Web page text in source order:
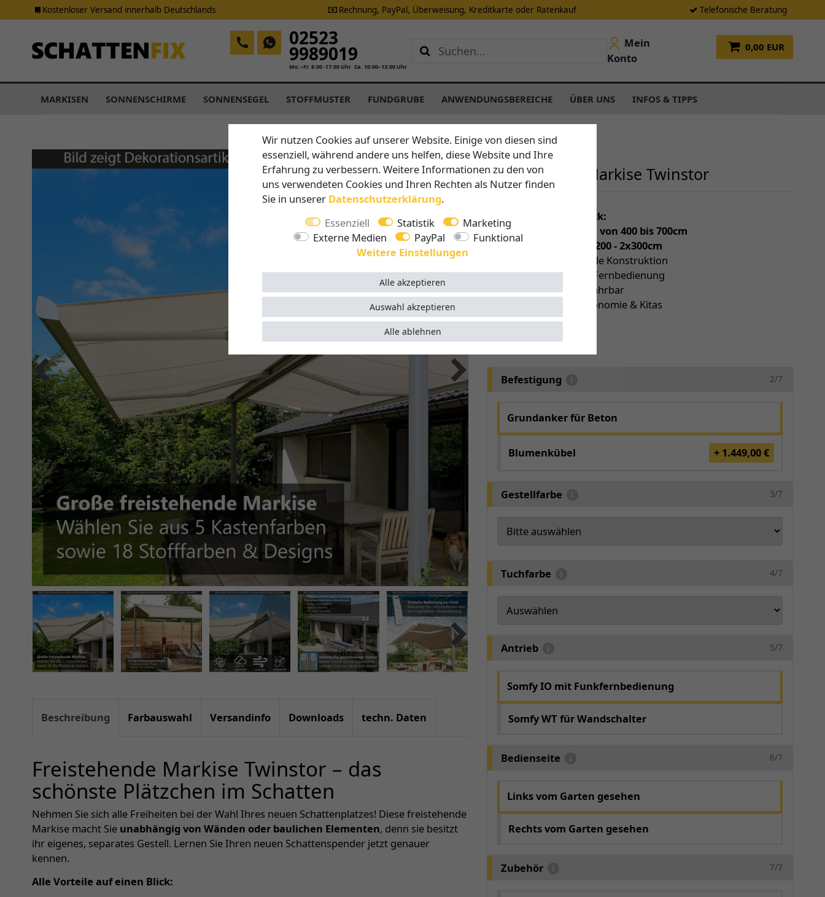
Kostenloser Versand innerhalb Deutschlands Rechnung, PayPal, Überweisung, Kreditkarte oder Ratenkauf Telefonische Beratung
0,00 EUR
02523
9989019
Mo.–Fr. 8:00 -17:00 Uhr Sa. 10:00–13:00 Uhr
Mein
Konto
MARKISEN SONNENSCHIRME SONNENSEGEL STOFFMUSTER FUNDGRUBE ANWENDUNGSBEREICHE ÜBER UNS INFOS & TIPPS
Beschreibung Farbauswahl Versandinfo Downloads techn. Daten
Freistehende Markise Twinstor – das
schönste Plätzchen im Schatten
Nehmen Sie sich alle Freiheiten bei der Wahl Ihres neuen Schattenplatzes! Diese freistehende
Markise macht Sie unabhängig von Wänden oder baulichen Elementen, denn sie besitzt
ihr eigenes, separates Gestell. Lernen Sie Ihren neuen Schattenspender jetzt genauer
kennen.
Alle Vorteile auf einen Blick:
Brustor
Freistehende Markise Twinstor
Vorteile auf einen Blick:
Breite individuell von 400 bis 700cm
Ausfall (Tiefe) 2x200 - 2x300cm
stabile freistehende Konstruktion
Somfy Motor mit Fernbedienung
automatisch ausfahrbar
optimal für Gastronomie & Kitas
Befestigung 2/7
Grundanker für Beton
Blumenkübel + 1.449,00 €
Gestellfarbe 3/7
Tuchfarbe 4/7
Antrieb 5/7
Somfy IO mit Funkfernbedienung
Somfy WT für Wandschalter
Bedienseite 6/7
Links vom Garten gesehen
Rechts vom Garten gesehen
Zubehör 7/7
Wir nutzen Cookies auf unserer Website. Einige von diesen sind
essenziell, während andere uns helfen, diese Website und Ihre
Erfahrung zu verbessern. Weitere Informationen zu den von
uns verwendeten Cookies und Ihren Rechten als Nutzer finden
Sie in unserer Daten­schutz­erklärung.
Essenziell
Statistik
Marketing
Externe Medien
PayPal
Funktional
Weitere Einstellungen
Alle akzeptieren
Alle ablehnen
Auswahl akzeptieren